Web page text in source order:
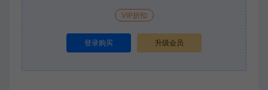
VIP折扣
登录购买 升级会员